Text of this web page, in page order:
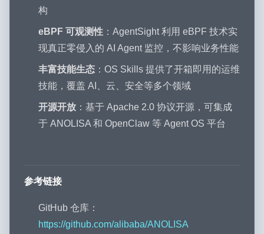
构
eBPF 可观测性 ：AgentSight 利用 eBPF 技术实
现真正零侵入的 AI Agent 监控，不影响业务性能
丰富技能生态 ：OS Skills 提供了开箱即用的运维
技能，覆盖 AI、云、安全等多个领域
开源开放 ：基于 Apache 2.0 协议开源，可集成
于 ANOLISA 和 OpenClaw 等 Agent OS 平台
参考链接
GitHub 仓库：
https://github.com/alibaba/ANOLISA